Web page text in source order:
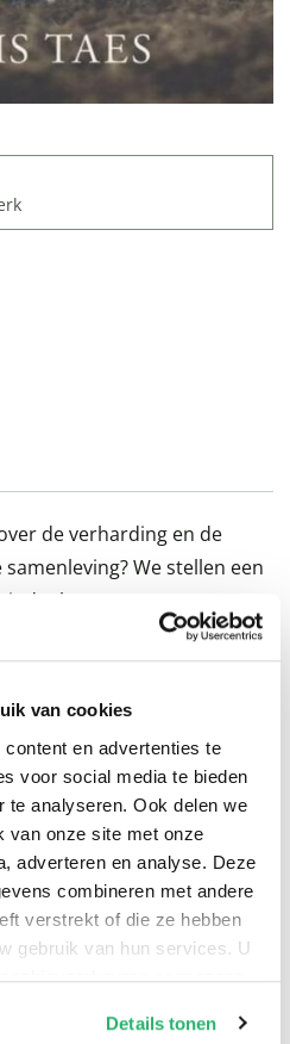
van cookies
en advertenties te
voor social media te bieden
te analyseren. Ook delen we
van onze site met onze
adverteren en analyse. Deze
combineren met andere
verstrekt of die ze hebben
gebruik van hun services. U
aanpassen
Details tonen
de verharding en de
We stellen een
denken,
Dat merken we
media, als in economie,
is gevaarlijk, want ze
voor anderen? Hoe
van populisten? Hoe gaan
desinformatie en
stelt niet alleen vragen,
Het antwoord op zwart-
Chris Taes (°1955) volgde
in Leuven. Nadien werd